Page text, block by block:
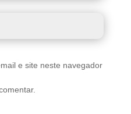
e site neste navegador